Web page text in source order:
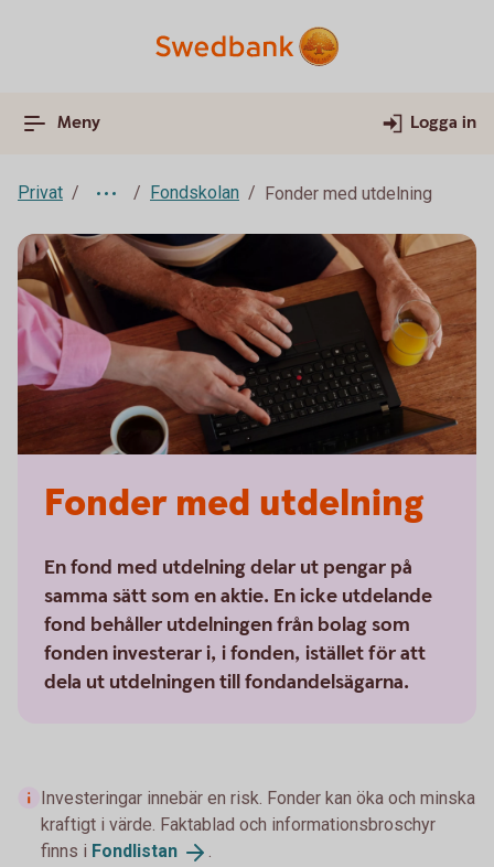
Meny Logga in
Privat Fondskolan Fonder med utdelning
Fonder med utdelning
En fond med utdelning delar ut pengar på
samma sätt som en aktie. En icke utdelande
fond behåller utdelningen från bolag som
fonden investerar i, i fonden, istället för att
dela ut utdelningen till fondandelsägarna.
Investeringar innebär en risk. Fonder kan öka och minska
kraftigt i värde. Faktablad och informationsbroschyr
finns i Fondlistan .